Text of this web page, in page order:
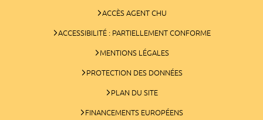
ACCÈS AGENT CHU
ACCESSIBILITÉ : PARTIELLEMENT CONFORME
MENTIONS LÉGALES
PROTECTION DES DONNÉES
PLAN DU SITE
FINANCEMENTS EUROPÉENS